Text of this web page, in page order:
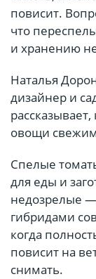
повисит.
что
и хранению
Наталья
дизайнер и
овощи
Спелые
для еды и
недозрелые
гибридами
когда
повисит на
снимать.